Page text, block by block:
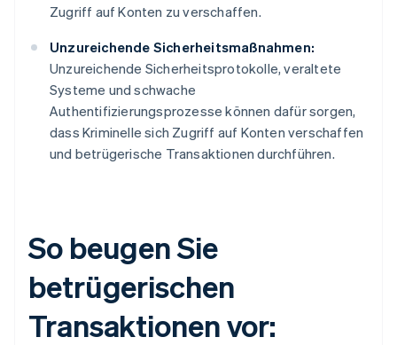
Zugriff auf Konten zu verschaffen.
Unzureichende Sicherheitsmaßnahmen:
Unzureichende Sicherheitsprotokolle, veraltete
Systeme und schwache
Authentifizierungsprozesse können dafür sorgen,
dass Kriminelle sich Zugriff auf Konten verschaffen
und betrügerische Transaktionen durchführen.
So beugen Sie
betrügerischen
Transaktionen vor: